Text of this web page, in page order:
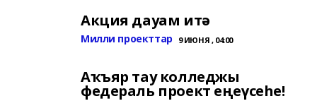
Акция дауам итә
Милли проекттар 9 ИЮНЯ , 04:00
Аҡъяр тау колледжы
федераль проект еңеүсеһе!